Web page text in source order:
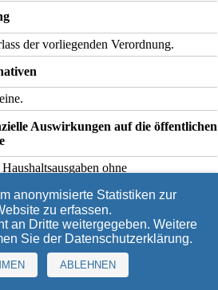
der vorliegenden Verordnung.
Auswirkungen auf die öffentlichen
ohne
eine.
ie Entgegennahme der Anzeigen und
der Siegelnutzer auf der
Grundlage der
anonymisierte Statistiken zur
zu erfassen.
an Dritte weitergegeben. Weitere
Sie der Datenschutzerklärung.
ABLEHNEN